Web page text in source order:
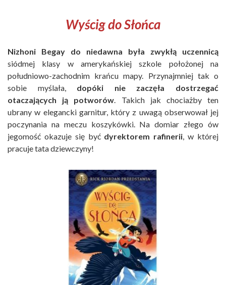
Wyścig do Słońca
Nizhoni Begay do niedawna była zwykłą uczennicą
siódmej klasy w amerykańskiej szkole położonej na
południowo-zachodnim krańcu mapy. Przynajmniej tak o
sobie myślała, dopóki nie zaczęła dostrzegać
otaczających ją potworów. Takich jak chociażby ten
ubrany w elegancki garnitur, który z uwagą obserwował jej
poczynania na meczu koszykówki. Na domiar złego ów
jegomość okazuje się być dyrektorem rafinerii, w której
pracuje tata dziewczyny!